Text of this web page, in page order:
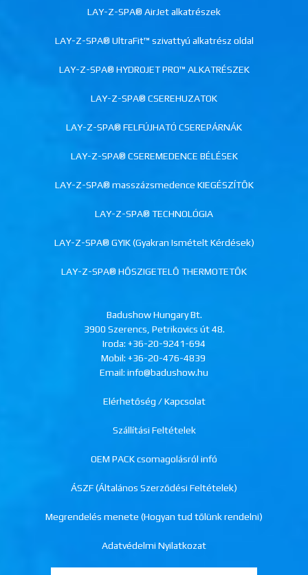
LAY-Z-SPA® AirJet alkatrészek
LAY-Z-SPA® UltraFit™ szivattyú alkatrész oldal
LAY-Z-SPA® HYDROJET PRO™ ALKATRÉSZEK
LAY-Z-SPA® CSEREHUZATOK
LAY-Z-SPA® FELFÚJHATÓ CSEREPÁRNÁK
LAY-Z-SPA® CSEREMEDENCE BÉLÉSEK
LAY-Z-SPA® masszázsmedence KIEGÉSZÍTŐK
LAY-Z-SPA® TECHNOLÓGIA
LAY-Z-SPA® GYIK (Gyakran Ismételt Kérdések)
LAY-Z-SPA® HŐSZIGETELŐ THERMOTETŐK
Badushow Hungary Bt.
3900 Szerencs, Petrikovics út 48.
Iroda: +36-20-9241-694
Mobil: +36-20-476-4839
Email: info@badushow.hu
Elérhetőség / Kapcsolat
Szállítási Feltételek
OEM PACK csomagolásról infó
ÁSZF (Általános Szerződési Feltételek)
Megrendelés menete (Hogyan tud tőlünk rendelni)
Adatvédelmi Nyilatkozat